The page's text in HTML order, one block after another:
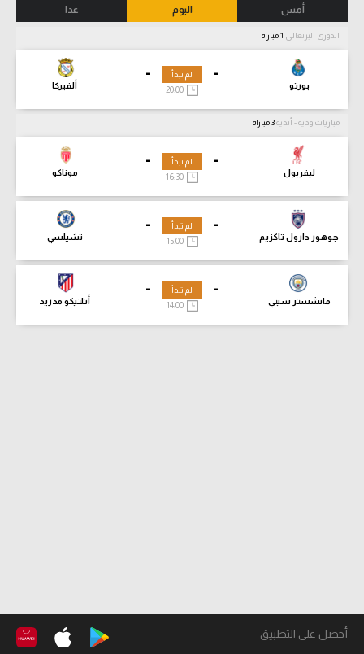
أمس اليوم غدا
الدوري البرتغالي
-
بورتو
-
ألفيركا
لم تبدأ
مباريات ودية - أندية
-
ليفربول
-
موناكو
لم تبدأ
-
جوهور دارول تاكزيم
-
تشيلسي
لم تبدأ
15:00
-
مانشستر سيتي
-
أتلتيكو مدريد
لم تبدأ
14:00
أحصل على التطبيق